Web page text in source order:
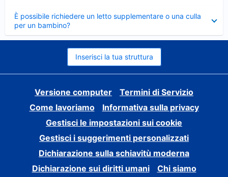
È possibile richiedere un letto supplementare o una culla
per un bambino?
Elemento
chiuso
Inserisci la tua struttura
Versione computer
Termini di Servizio
Come lavoriamo
Informativa sulla privacy
Gestisci le impostazioni sui cookie
Gestisci i suggerimenti personalizzati
Dichiarazione sulla schiavitù moderna
Dichiarazione sui diritti umani
Chi siamo